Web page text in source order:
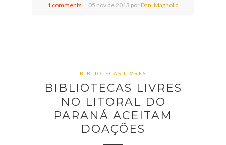
1 comments 05 nov de 2013 porDani Magnolia
BIBLIOTECAS LIVRES
BIBLIOTECAS LIVRES
NO LITORAL DO
PARANÁ ACEITAM
DOAÇÕES